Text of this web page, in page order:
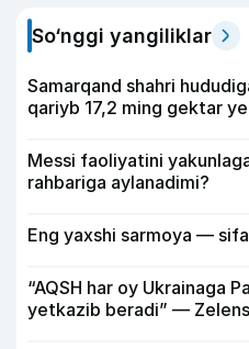
So‘nggi yangiliklar
Samarqand shahri
qariyb 17,2 ming gektar
Messi faoliyatini
rahbariga aylanadimi?
Eng yaxshi sarmoya —
“AQSH har oy Ukrainaga
yetkazib beradi” —